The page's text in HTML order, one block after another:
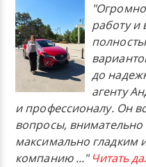
работу и
до
агенту
и профессионалу. Он
вопросы, внимательно
максимально гладким
компанию..." Читать